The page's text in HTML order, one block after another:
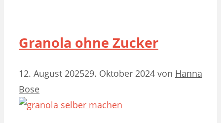
Granola ohne Zucker
12. August 202529. Oktober 2024 von Hanna
Bose